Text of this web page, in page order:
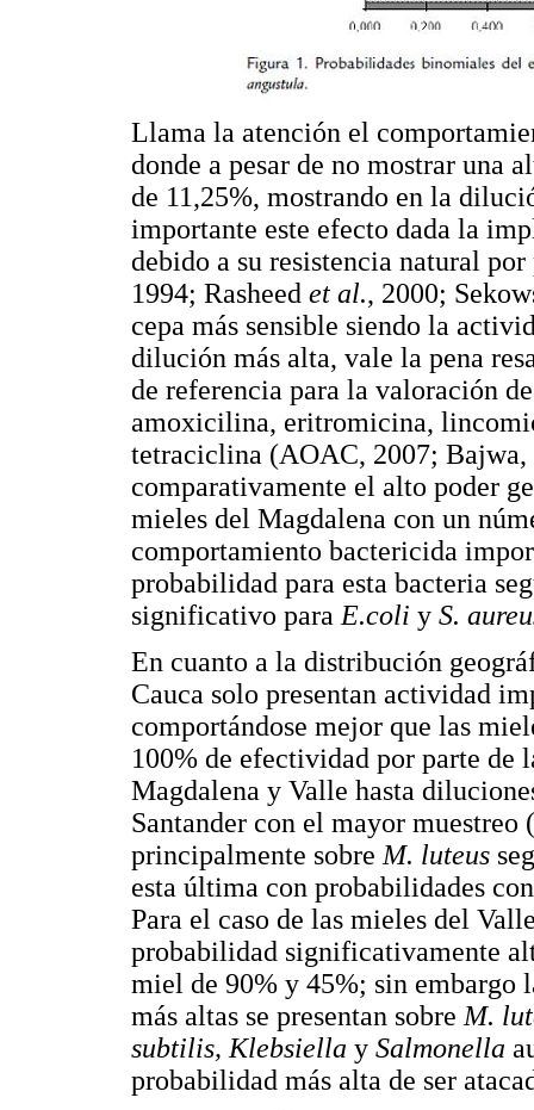
Llama la atención el
donde a pesar de no mostrar una
de 11,25%, mostrando en la
importante este efecto dada la
debido a su resistencia natural
1994; Rasheed et al., 2000;
cepa más sensible siendo la
dilución más alta, vale la pena
de referencia para la valoración
amoxicilina, eritromicina,
tetraciclina (AOAC, 2007;
comparativamente el alto poder
mieles del Magdalena con un
comportamiento bactericida
probabilidad para esta bacteria
significativo para E.coli y S.
En cuanto a la distribución
Cauca solo presentan actividad
comportándose mejor que las
100% de efectividad por parte de
Magdalena y Valle hasta
Santander con el mayor
principalmente sobreM. luteus
esta última con probabilidades
Para el caso de las mieles del
probabilidad significativamente
miel de 90% y 45%; sin embargo
más altas se presentan sobreM.
subtilis, Klebsiella y Salmonella
probabilidad más alta de ser